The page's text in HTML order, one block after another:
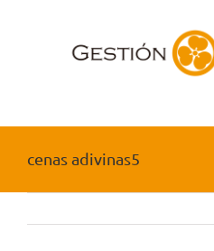
cenas adivinas5